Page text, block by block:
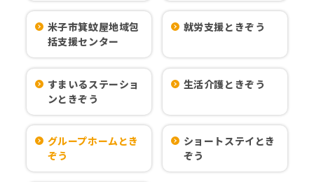
米子市箕蚊屋地域包
括支援センター
就労支援ときぞう
すまいるステーショ
ンときぞう
生活介護ときぞう
グループホームとき
ぞう
ショートステイとき
ぞう